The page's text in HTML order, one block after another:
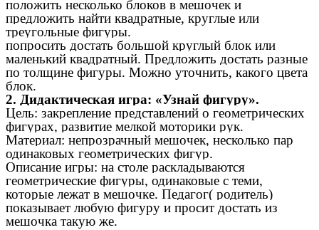
положить несколько блоков в мешочек и
предложить найти квадратные, круглые или
треугольные фигуры.
попросить достать большой круглый блок или
маленький квадратный. Предложить достать разные
по толщине фигуры. Можно уточнить, какого цвета
блок.
2. Дидактическая игра: «Узнай фигуру».
Цель: закрепление представлений о геометрических
фигурах, развитие мелкой моторики рук.
Материал: непрозрачный мешочек, несколько пар
одинаковых геометрических фигур.
Описание игры: на столе раскладываются
геометрические фигуры, одинаковые с теми,
которые лежат в мешочке. Педагог( родитель)
показывает любую фигуру и просит достать из
мешочка такую же.